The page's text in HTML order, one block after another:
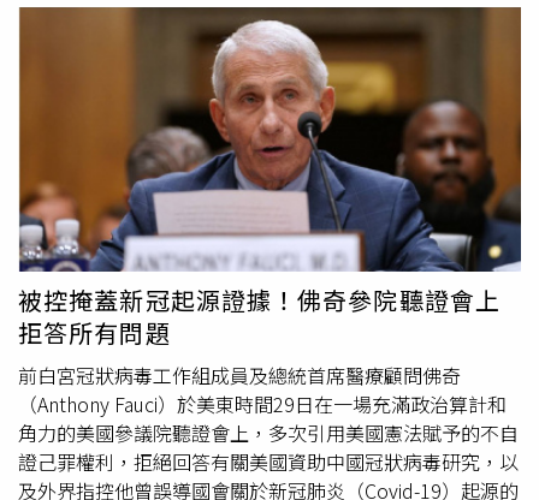
上。對西班牙民眾而言，日全食將發生在日落前夕，全食時
間不到2分鐘。例如北部布哥斯市（Burgos）將有約1分48
秒完全陷入黑暗；俄羅斯與格陵蘭部分地區時間則稍長，但
最長仍不超過2分30秒。不過若將日偏食階段也納入計算，
從月球開始遮蔽太陽到完全離開，全程約持續1小時45分
鐘。除了全食帶外，歐洲大部分地區、加拿大、美國北部及
非洲西北部，都可觀測到不同程度的日偏食。天文學家表
示，全球平均每年約會發生一至兩次日食，但由於日全食帶
通常只有約100至200公里寬，因此同一地點平均可能相隔
約400年才有機會再次看見一次日全食，也讓每一次全食都
格外珍貴。未來幾年，西班牙還將迎來多場重要天文盛事。
2027年8月2日日全食將橫跨西班牙南部、北非及阿拉伯半
島，全食最長可持續6分23秒，不僅將是近年最受矚目的日
全食，也是直到2114年前最長的一次；2028年1月26日，
西班牙南部還將迎來俗稱「火環」的日環食，屆時月球無法
完全遮住太陽，天空將形成耀眼的環狀光圈。今年這場日全
食若換算為台灣時間，將自8月12日晚間11時34分開始，至
盟友要求取消行動時，你總得說：『好吧，我們看看情
況。』而他們之所以提出要求，是因為他們認為有機會達成
協議。」他補充：「首先會就荷姆茲海峽（Strait of
Hormuz）達成協議，之後還會有核問題協議，或者你也可
以稱之為伊朗非核化協議。」川普再次強調，原本規劃中的
空襲規模將是「第二次世界大戰以來最大的1次攻擊」，
「如果真的遭到攻擊，就算還有可能重建，也需要很多很多
年的時間；我甚至認為根本無法重建。」川普還宣稱，沙烏
地阿拉伯王儲沙爾曼（Mohammed Bin Salman）也勸他不
要發動空襲，並警告可能產生無法預料的後果，「我的意思
是，他們的國家是否會湧入大量難民？是否會演變成災難
很多糟糕的事情都有可能發生。」據悉，這是川普再度
「TACO」（Trump Always Chickens Out，川普總是臨陣退
縮）的最新案例，也就是揚言發動大規模攻擊，之後又宣布
取消，不過再之後或許又會在數天甚至數小時後恢復軍事行
動。這種政策反覆無常的模式已成為持續5個多月的美以伊
戰爭中的一大「特色」。以下為川普過去「TACO」的重要
被控掩蓋新冠起源證據！佛奇參院聽證會上
拒答所有問題
前白宮冠狀病毒工作組成員及總統首席醫療顧問佛奇
（Anthony Fauci）於美東時間29日在一場充滿政治算計和
角力的美國參議院聽證會上，多次引用美國憲法賦予的不自
證己罪權利，拒絕回答有關美國資助中國冠狀病毒研究，以
及外界指控他曾誤導國會關於新冠肺炎（Covid-19）起源的